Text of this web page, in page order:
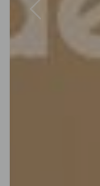
Previous